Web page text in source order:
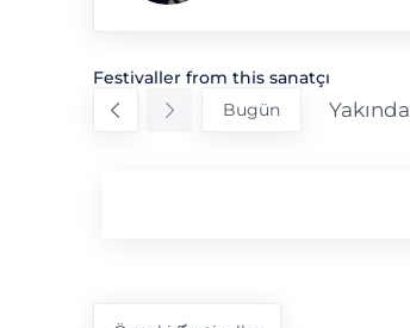
Festivaller from this sanatçı
Bugün Yakında